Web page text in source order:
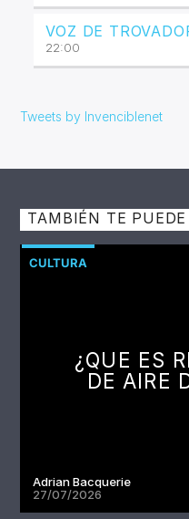
VOZ DE
22:00
Tweets by Invenciblenet
TAMBIÉN TE
CULTURA
¿QUE ES
DE AIRE
Adrian Bacquerie
27/07/2026